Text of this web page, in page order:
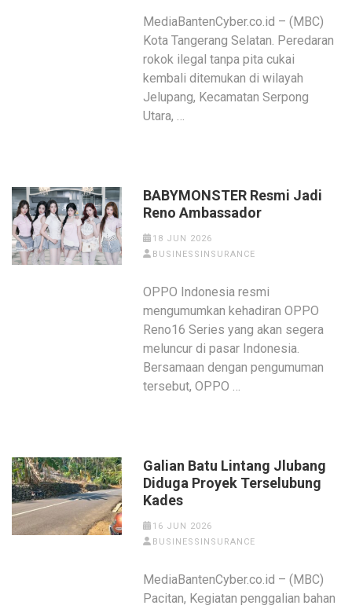
MediaBantenCyber.co.id – (MBC)
Kota Tangerang Selatan. Peredaran
rokok ilegal tanpa pita cukai
kembali ditemukan di wilayah
Jelupang, Kecamatan Serpong
Utara, …
BABYMONSTER Resmi Jadi
Reno Ambassador
18 JUN 2026
BUSINESSINSURANCE
OPPO Indonesia resmi
mengumumkan kehadiran OPPO
Reno16 Series yang akan segera
meluncur di pasar Indonesia.
Bersamaan dengan pengumuman
tersebut, OPPO …
Galian Batu Lintang Jlubang
Diduga Proyek Terselubung
Kades
16 JUN 2026
BUSINESSINSURANCE
MediaBantenCyber.co.id – (MBC)
Pacitan, Kegiatan penggalian bahan